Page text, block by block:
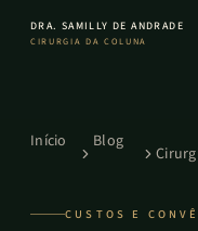
DRA. SAMILLY DE ANDRADE
CIRURGIA DA COLUNA
Início Blog
CUSTOS E